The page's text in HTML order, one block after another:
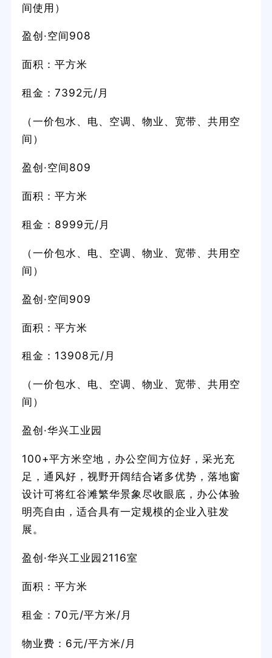
间使用）
盈创·空间908
面积：平方米
租金：7392元/月
（一价包水、电、空调、物业、宽带、共用空
间）
盈创·空间809
面积：平方米
租金：8999元/月
（一价包水、电、空调、物业、宽带、共用空
间）
盈创·空间909
面积：平方米
租金：13908元/月
（一价包水、电、空调、物业、宽带、共用空
间）
盈创·华兴工业园
100+平方米空地，办公空间方位好，采光充
足，通风好，视野开阔结合诸多优势，落地窗
设计可将红谷滩繁华景象尽收眼底，办公体验
明亮自由，适合具有一定规模的企业入驻发
展。
盈创·华兴工业园2116室
面积：平方米
租金：70元/平方米/月
物业费：6元/平方米/月